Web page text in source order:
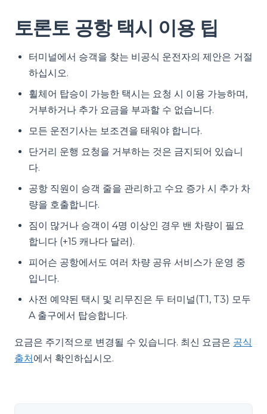
토론토 공항 택시 이용 팁
터미널에서 승객을 찾는 비공식 운전자의 제안은 거절
하십시오.
휠체어 탑승이 가능한 택시는 요청 시 이용 가능하며,
거부하거나 추가 요금을 부과할 수 없습니다.
모든 운전기사는 보조견을 태워야 합니다.
단거리 운행 요청을 거부하는 것은 금지되어 있습니
다.
공항 직원이 승객 줄을 관리하고 수요 증가 시 추가 차
량을 호출합니다.
짐이 많거나 승객이 4명 이상인 경우 밴 차량이 필요
합니다 (+15 캐나다 달러).
피어슨 공항에서도 여러 차량 공유 서비스가 운영 중
입니다.
사전 예약된 택시 및 리무진은 두 터미널(T1, T3) 모두
A 출구에서 탑승합니다.
요금은 주기적으로 변경될 수 있습니다. 최신 요금은 공식
출처에서 확인하십시오.